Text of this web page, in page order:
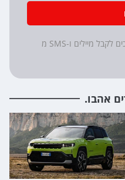
בלחיצה על כפתור שלח אני מסכים לקבל מיילים ו-SMS מ
אהבו.